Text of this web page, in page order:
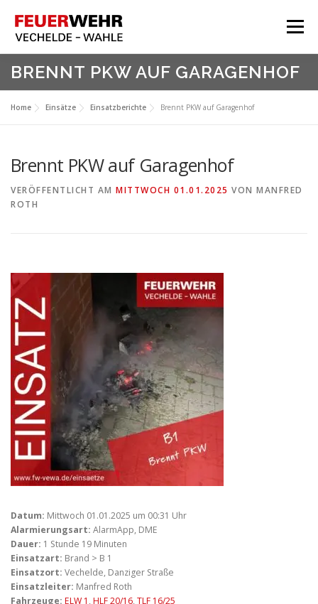
Inhalt
springen
Menü
HOME
BRENNT PKW AUF GARAGENHOF
Home Einsätze Einsatzberichte Brennt PKW auf Garagenhof
Brennt PKW auf Garagenhof
VERÖFFENTLICHT AM MITTWOCH 01.01.2025 VON MANFRED
ROTH
Datum: Mittwoch 01.01.2025 um 00:31 Uhr
Alarmierungsart: AlarmApp, DME
Dauer: 1 Stunde 19 Minuten
Einsatzart: Brand > B 1
Einsatzort: Vechelde, Danziger Straße
Einsatzleiter: Manfred Roth
Fahrzeuge: ELW 1 , HLF 20/16, TLF 16/25